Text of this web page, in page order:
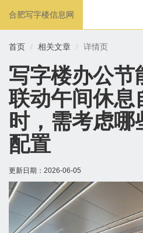
合肥写字楼信息网
首页 相关文章 详情页
写字楼办公节
联动午间休息
时，需考虑哪
配置
更新日期： 2026-06-05